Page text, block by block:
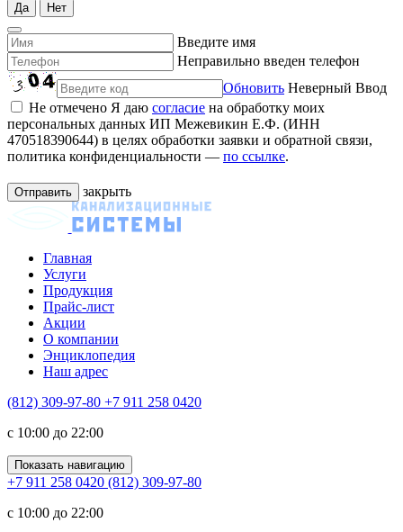
Да Нет
Введите имя
Неправильно введен телефон
Обновить Неверный Ввод
Не отмечено Я даю согласие на обработку моих
персональных данных ИП Межевикин Е.Ф. (ИНН
470518390644) в целях обработки заявки и обратной связи,
политика конфиденциальности — по ссылке.
закрыть
Главная
Услуги
Продукция
Прайс-лист
Акции
О компании
Энциклопедия
Наш адрес
(812) 309-97-80 +7 911 258 0420
c 10:00 до 22:00
Показать навигацию
+7 911 258 0420 (812) 309-97-80
c 10:00 до 22:00